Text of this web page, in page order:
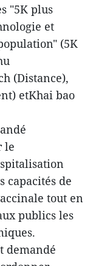
"5K plus
et
(5K
(Distance),
etKhai bao
le
capacités de
tout en
publics les
demandé